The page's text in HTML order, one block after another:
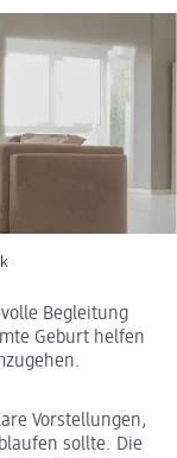
Begleitung
Geburt helfen
Vorstellungen,
sollte. Die